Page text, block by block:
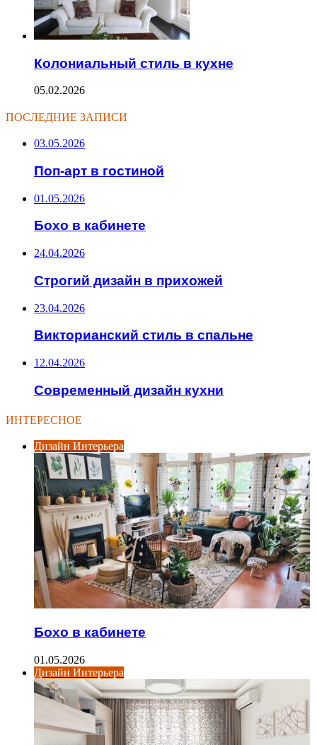
Колониальный стиль в кухне
05.02.2026
ПОСЛЕДНИЕ ЗАПИСИ
03.05.2026
Поп-арт в гостиной
01.05.2026
Бохо в кабинете
24.04.2026
Строгий дизайн в прихожей
23.04.2026
Викторианский стиль в спальне
12.04.2026
Современный дизайн кухни
ИНТЕРЕСНОЕ
Дизайн Интерьера
Бохо в кабинете
01.05.2026
Дизайн Интерьера